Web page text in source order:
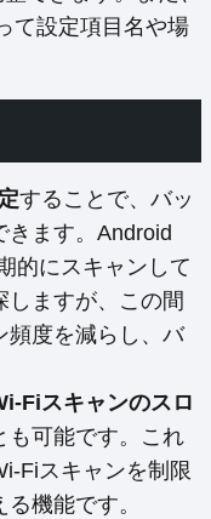
て設定項目名や場
することで、バッ
きます。Android
的にスキャンして
しますが、この間
頻度を減らし、バ
Fiスキャンのスロ
も可能です。これ
Fiスキャンを制限
機能です。